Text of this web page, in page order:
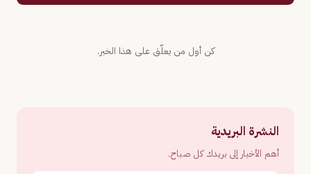
كن أول من يعلّق على هذا الخبر.
النشرة البريدية
أهم الأخبار إلى بريدك كل صباح.